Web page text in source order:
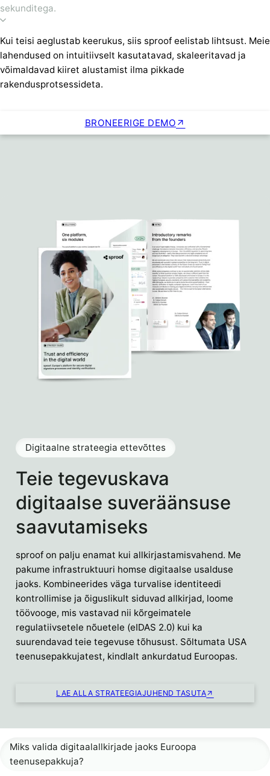
sekunditega.
Kui teisi aeglustab keerukus, siis sproof eelistab lihtsust. Meie
lahendused on intuitiivselt kasutatavad, skaleeritavad ja
võimaldavad kiiret alustamist ilma pikkade
rakendusprotsessideta.
BRONEERIGE DEMO
Teie tegevuskava
digitaalse suveräänsuse
saavutamiseks
Digitaalne strateegia ettevõttes
sproof on palju enamat kui allkirjastamisvahend. Me
pakume infrastruktuuri homse digitaalse usalduse
jaoks. Kombineerides väga turvalise identiteedi
kontrollimise ja õiguslikult siduvad allkirjad, loome
töövooge, mis vastavad nii kõrgeimatele
regulatiivsetele nõuetele (eIDAS 2.0) kui ka
suurendavad teie tegevuse tõhusust. Sõltumata USA
teenusepakkujatest, kindlalt ankurdatud Euroopas.
LAE ALLA STRATEEGIAJUHEND TASUTA
Miks valida digitaalallkirjade jaoks Euroopa
teenusepakkuja?